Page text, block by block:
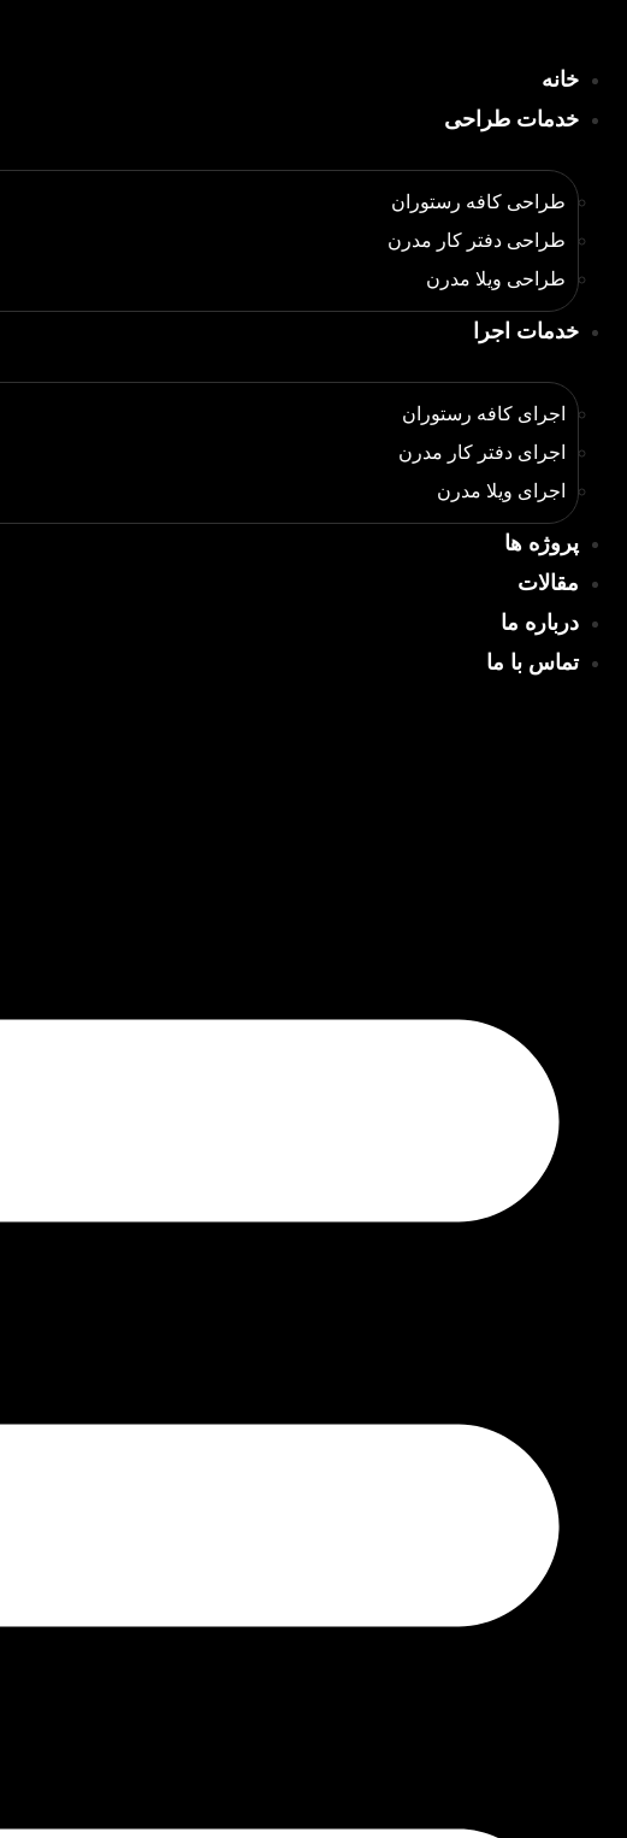
خانه
خدمات طراحی
طراحی کافه رستوران
طراحی دفتر کار مدرن
طراحی ویلا مدرن
خدمات اجرا
اجرای کافه رستوران
اجرای دفتر کار مدرن
اجرای ویلا مدرن
پروژه ها
مقالات
درباره ما
تماس با ما